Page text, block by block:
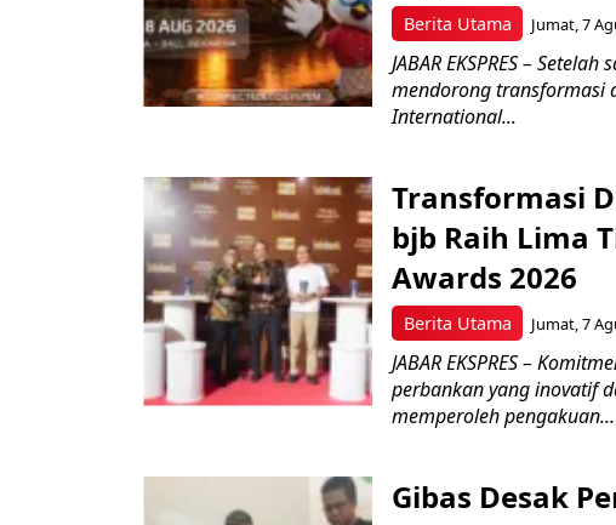
Berita Utama Jumat, 7
JABAR EKSPRES –
mendorong transformasi
International...
Berita Utama
Transformasi
bjb Raih Lima
Awards 2026
Jumat, 7
JABAR EKSPRES –
perbankan yang inovatif
memperoleh pengakuan...
Gibas Desak